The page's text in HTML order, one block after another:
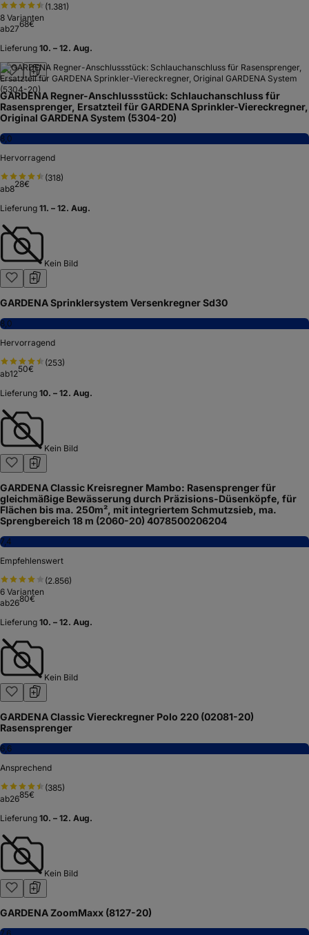
(1.381)
8 Varianten
ab2768€
Lieferung 10. – 12. Aug.
GARDENA Regner-Anschlussstück: Schlauchanschluss für
Rasensprenger, Ersatzteil für GARDENA Sprinkler-Viereckregner,
Original GARDENA System (5304-20)
8,0
Hervorragend
(318)
ab828€
Lieferung 11. – 12. Aug.
Kein Bild
GARDENA Sprinklersystem Versenkregner Sd30
8,0
Hervorragend
(253)
ab1250€
Lieferung 10. – 12. Aug.
Kein Bild
GARDENA Classic Kreisregner Mambo: Rasensprenger für
gleichmäßige Bewässerung durch Präzisions-Düsenköpfe, für
Flächen bis ma. 250m², mit integriertem Schmutzsieb, ma.
Sprengbereich 18 m (2060-20) 4078500206204
7,4
Empfehlenswert
(2.856)
6 Varianten
ab2680€
Lieferung 10. – 12. Aug.
Kein Bild
GARDENA Classic Viereckregner Polo 220 (02081-20)
Rasensprenger
6,6
Ansprechend
(385)
ab2685€
Lieferung 10. – 12. Aug.
Kein Bild
GARDENA ZoomMaxx (8127-20)